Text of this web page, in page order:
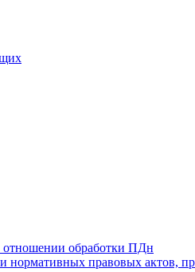
обработки ПДн
правовых актов,